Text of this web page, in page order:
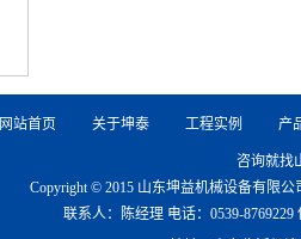
网站首页 关于坤泰 工程实例 产
咨询就找
Copyright © 2015 山东坤益机械设备有限
联系人：陈经理 电话：0539-8769229